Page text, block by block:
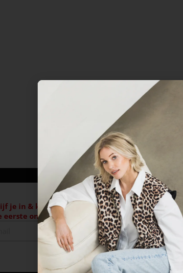
je in & krijg €10,- korting*
eerste online aankoop!